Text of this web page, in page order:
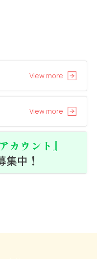
View more
View more
カウント』
集中！